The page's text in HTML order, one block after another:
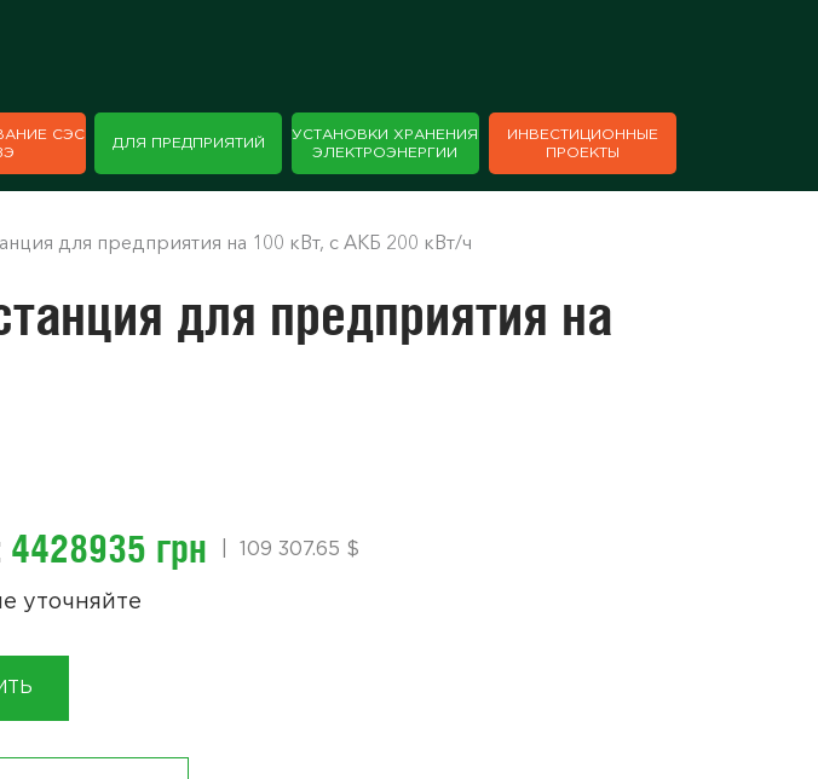
СЭС
ДЛЯ ПРЕДПРИЯТИЙ
УСТАНОВКИ ХРАНЕНИЯ
ЭЛЕКТРОЭНЕРГИИ
ИНВЕСТИЦИОННЫЕ
ПРОЕКТЫ
для предприятия на 100 кВт, с АКБ 200 кВт/ч
для предприятия на
4428935 грн 109 307.65 $
уточняйте